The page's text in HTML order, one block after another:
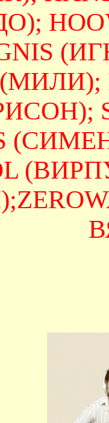
(МИЛИ);